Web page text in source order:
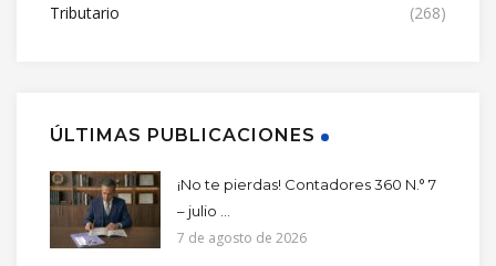
Tributario
(268)
ÚLTIMAS PUBLICACIONES
¡No te pierdas! Contadores 360 N.° 7
– julio ...
7 de agosto de 2026